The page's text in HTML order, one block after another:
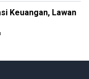
Keuangan, Lawan